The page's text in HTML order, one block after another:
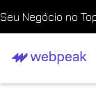
Seu Negócio no